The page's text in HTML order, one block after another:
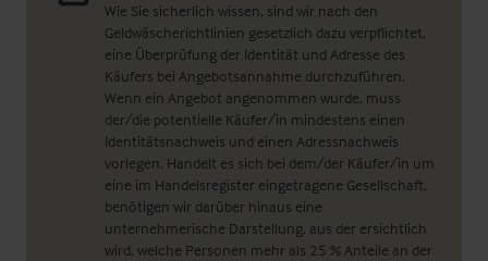
Wie Sie sicherlich wissen, sind wir nach den
Geldwäscherichtlinien gesetzlich dazu verpflichtet,
eine Überprüfung der Identität und Adresse des
Käufers bei Angebotsannahme durchzuführen.
Wenn ein Angebot angenommen wurde, muss
der/die potentielle Käufer/in mindestens einen
Identitätsnachweis und einen Adressnachweis
vorlegen. Handelt es sich bei dem/der Käufer/in um
eine im Handelsregister eingetragene Gesellschaft,
benötigen wir darüber hinaus eine
unternehmerische Darstellung, aus der ersichtlich
wird, welche Personen mehr als 25 % Anteile an der